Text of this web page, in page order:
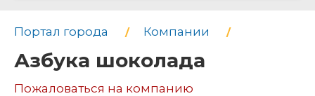
Портал города Компании
Азбука шоколада
Пожаловаться на компанию